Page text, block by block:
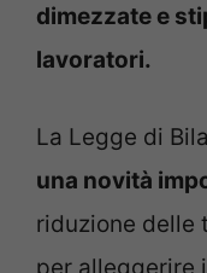
dimezzate e
lavoratori.
La Legge di
una novità
riduzione delle